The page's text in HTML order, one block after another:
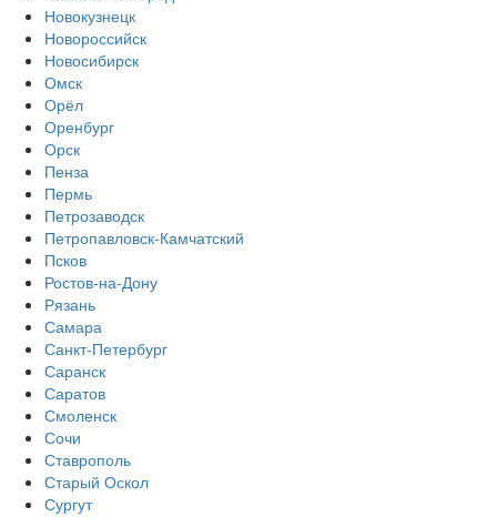
Новокузнецк
Новороссийск
Новосибирск
Омск
Орёл
Оренбург
Орск
Пенза
Пермь
Петрозаводск
Петропавловск-Камчатский
Псков
Ростов-на-Дону
Рязань
Самара
Санкт-Петербург
Саранск
Саратов
Смоленск
Сочи
Ставрополь
Старый Оскол
Сургут